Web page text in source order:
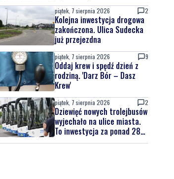
piątek, 7 sierpnia 2026 2
Kolejna inwestycja drogowa
zakończona. Ulica Sudecka
już przejezdna
piątek, 7 sierpnia 2026 9
Oddaj krew i spędź dzień z
rodziną. 'Darz Bór – Dasz
Krew'
piątek, 7 sierpnia 2026 2
Dziewięć nowych trolejbusów
wyjechało na ulice miasta.
To inwestycja za ponad 28
mln zł